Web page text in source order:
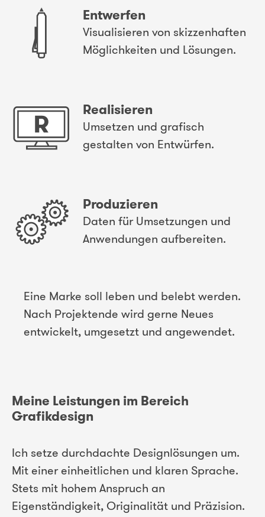
Entwerfen
Visualisieren von skizzenhaften
Möglichkeiten und Lösungen.
Realisieren
Umsetzen und grafisch
gestalten von Entwürfen.
Produzieren
Daten für Umsetzungen und
Anwendungen aufbereiten.
Eine Marke soll leben und belebt werden.
Nach Projektende wird gerne Neues
entwickelt, umgesetzt und angewendet.
Meine Leistungen im Bereich
Grafikdesign
Ich setze durchdachte Designlösungen um.
Mit einer einheitlichen und klaren Sprache.
Stets mit hohem Anspruch an
Eigenständigkeit, Originalität und Präzision.